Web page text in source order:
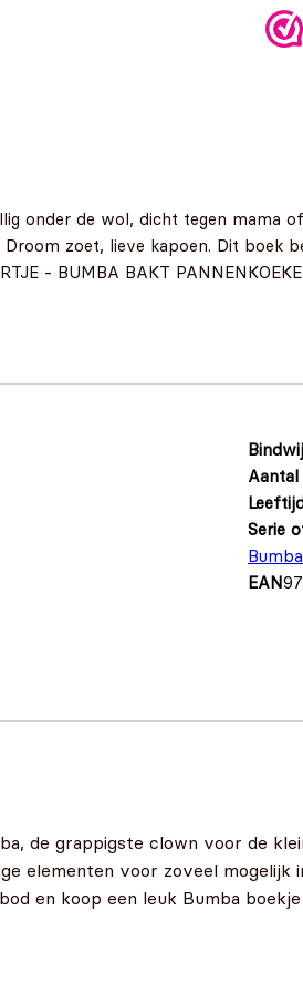
onder de wol, dicht tegen mama
zoet, lieve kapoen. Dit boek
- BUMBA BAKT
Aantal
Serie
Bumba
EAN
de grappigste clown voor de
elementen voor zoveel
en koop een leuk Bumba